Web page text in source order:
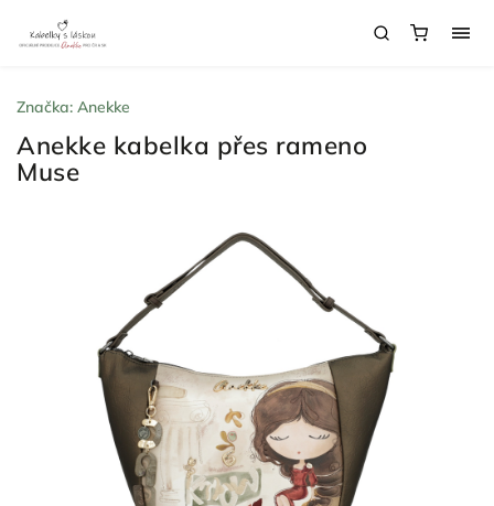
Anekke kabelka přes rameno
Muse
Značka: Anekke